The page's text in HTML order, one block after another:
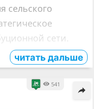
сельского
сети.
читать дальше
541